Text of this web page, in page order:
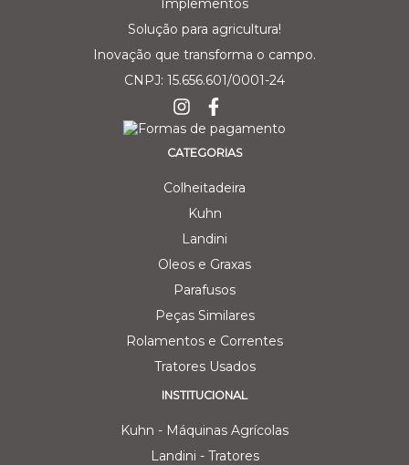
Solução para agricultura!
Inovação que transforma o campo.
CNPJ: 15.656.601/0001-24
CATEGORIAS
Colheitadeira
Kuhn
Landini
Oleos e Graxas
Parafusos
Peças Similares
Rolamentos e Correntes
Tratores Usados
INSTITUCIONAL
Kuhn - Máquinas Agrícolas
Landini - Tratores